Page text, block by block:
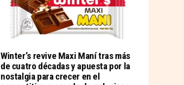
Winter’s revive Maxi Maní tras más
de cuatro décadas y apuesta por la
nostalgia para crecer en el